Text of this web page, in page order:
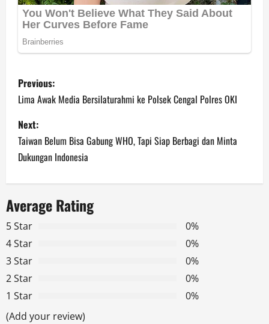
P
o
s
t
n
a
v
i
g
a
Previous:
Lima Awak Media Bersilaturahmi ke Polsek Cengal Polres OKI
Next:
Taiwan Belum Bisa Gabung WHO, Tapi Siap Berbagi dan Minta
Dukungan Indonesia
Average Rating
5 Star
0%
4 Star
0%
3 Star
0%
2 Star
0%
1 Star
0%
(Add your review)